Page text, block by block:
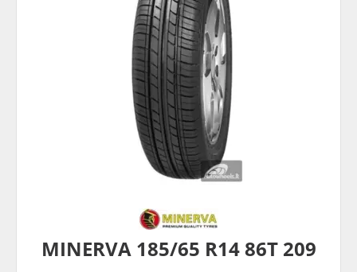
MINERVA 185/65 R14 86T 209